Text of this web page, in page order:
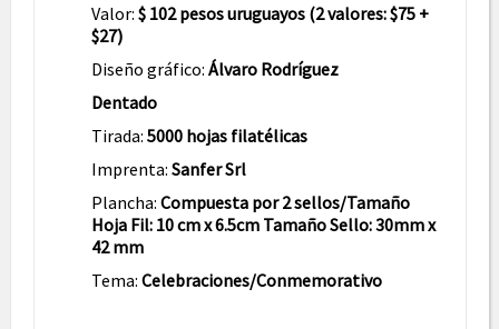
Valor: $ 102 pesos uruguayos (2 valores: $75 +
$27)
Diseño gráfico: Álvaro Rodríguez
Dentado
Tirada: 5000 hojas filatélicas
Imprenta: Sanfer Srl
Plancha: Compuesta por 2 sellos/Tamaño
Hoja Fil: 10 cm x 6.5cm Tamaño Sello: 30mm x
42 mm
Tema: Celebraciones/Conmemorativo